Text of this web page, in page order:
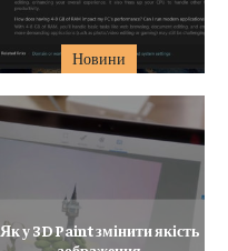
Новини
Як у 3D Paint змінити якість